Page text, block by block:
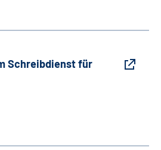
Schreibdienst für